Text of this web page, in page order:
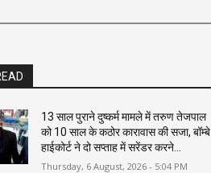
13 साल पुराने दुष्कर्म मामले में तरुण तेजपाल
को 10 साल के कठोर कारावास की सजा, बॉम्बे
हाईकोर्ट ने दो सप्ताह में सरेंडर करने...
Thursday, 6 August, 2026 - 5:04 PM